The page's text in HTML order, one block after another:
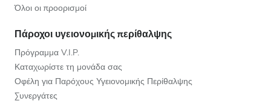
Όλοι οι προορισμοί
Πάροχοι υγειονομικής περίθαλψης
Πρόγραμμα V.I.P.
Καταχωρίστε τη μονάδα σας
Οφέλη για Παρόχους Υγειονομικής Περίθαλψης
Συνεργάτες